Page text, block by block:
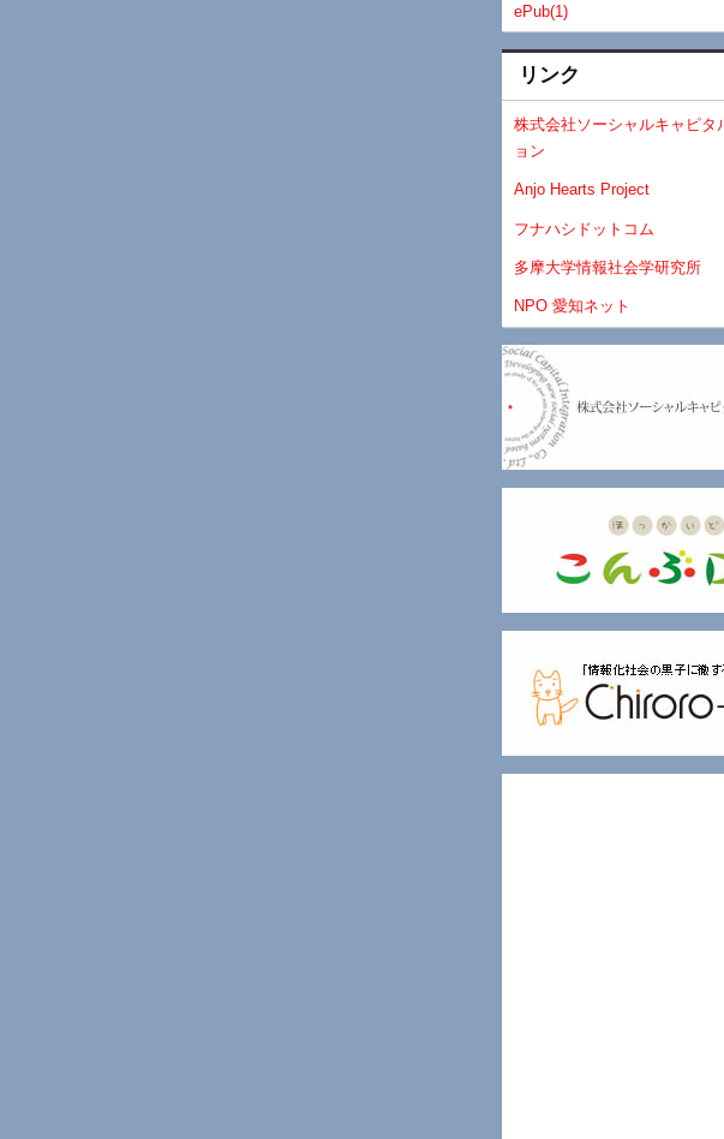
ePub(1)
リンク
株式会社ソーシャルキャピタ
ョン
Anjo Hearts Project
フナハシドットコム
多摩大学情報社会学研究所
NPO 愛知ネット